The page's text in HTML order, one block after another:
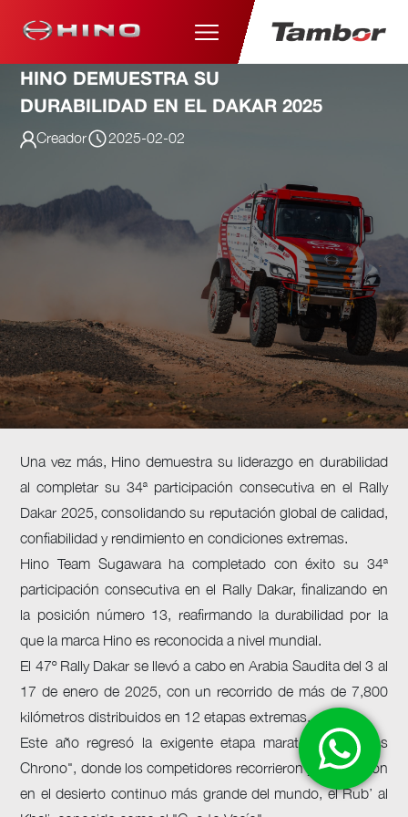
HINO DEMUESTRA SU
DURABILIDAD EN EL DAKAR 2025
Creador 2025-02-02
Una vez más, Hino demuestra su liderazgo en durabilidad
al completar su 34ª participación consecutiva en el Rally
Dakar 2025, consolidando su reputación global de calidad,
confiabilidad y rendimiento en condiciones extremas.
Hino Team Sugawara ha completado con éxito su 34ª
participación consecutiva en el Rally Dakar, finalizando en
la posición número 13, reafirmando la durabilidad por la
que la marca Hino es reconocida a nivel mundial.
El 47º Rally Dakar se llevó a cabo en Arabia Saudita del 3 al
17 de enero de 2025, con un recorrido de más de 7,800
kilómetros distribuidos en 12 etapas extremas.
Este año regresó la exigente etapa maratón "48 horas
Chrono", donde los competidores recorrieron y acamparon
en el desierto continuo más grande del mundo, el Rub’ al